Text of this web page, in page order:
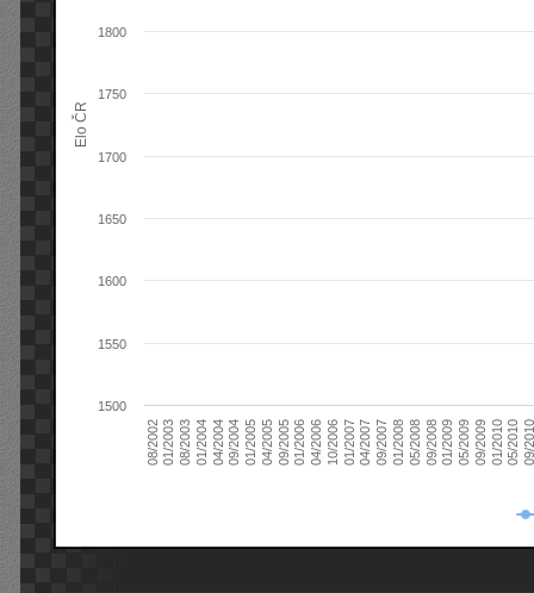
Elo ČR
08/200201/200308/200301/200404/200409/200401/200504/200509/200501/200604/200610/200601/200704/200709/200701/200805/200809/200801/200905/200909/200901/201005/201009/
1500
1550
1600
1650
1700
1750
1800